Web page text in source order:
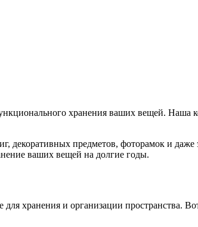
хранения ваших вещей. Наша
декоративных предметов, фоторамок и
ваших вещей на долгие годы.
хранения и организации пространства.